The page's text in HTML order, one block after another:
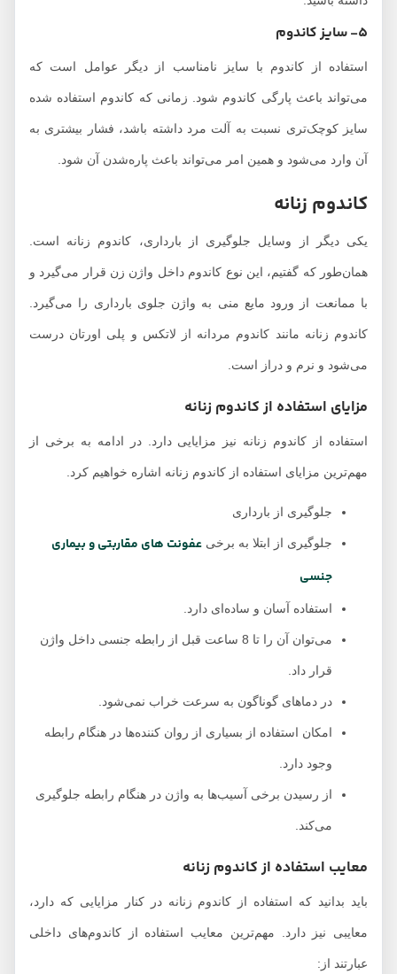
استفاده از کاندوم با سایز نامناسب از دیگر عوامل است که
می‌تواند باعث پارگی کاندوم شود. زمانی که کاندوم استفاده شده
سایز کوچک‌تری نسبت به آلت مرد داشته باشد، فشار بیشتری به
آن وارد می‌شود و همین امر می‌تواند باعث پاره‌شدن آن شود.
کاندوم زنانه
یکی دیگر از وسایل جلوگیری از بارداری، کاندوم زنانه است.
همان‌طور که گفتیم، این نوع کاندوم داخل واژن زن قرار می‌گیرد و
با ممانعت از ورود مایع منی به واژن جلوی بارداری را می‌گیرد.
کاندوم زنانه مانند کاندوم مردانه از لاتکس و پلی اورتان درست
می‌شود و نرم و دراز است.
مزایای استفاده از کاندوم زنانه
استفاده از کاندوم زنانه نیز مزایایی دارد. در ادامه به برخی از
مهم‌ترین مزایای استفاده از کاندوم زنانه اشاره خواهیم کرد.
جلوگیری از بارداری
جلوگیری از ابتلا به برخیعفونت های مقاربتی و بیماری‌
جنسی
استفاده آسان و ساده‌ای دارد.
می‌توان آن را تا 8 ساعت قبل از رابطه جنسی داخل واژن
قرار داد.
در دماهای گوناگون به سرعت خراب نمی‌شود.
امکان استفاده از بسیاری از روان کننده‌ها در هنگام رابطه
وجود دارد.
از رسیدن برخی آسیب‌ها به واژن در هنگام رابطه جلوگیری
می‌کند.
معایب استفاده از کاندوم زنانه
باید بدانید که استفاده از کاندوم زنانه در کنار مزایایی که دارد،
معایبی نیز دارد. مهم‌ترین معایب استفاده از کاندوم‌های داخلی
عبارتند از: